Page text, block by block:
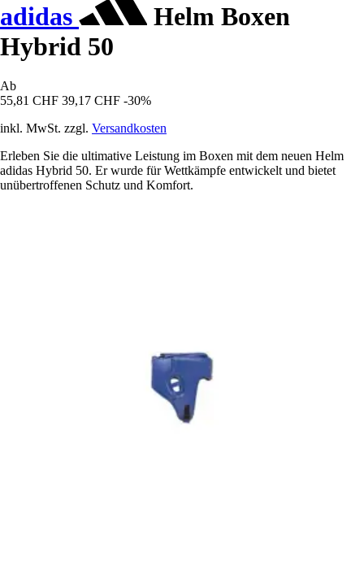
adidas
Helm Boxen
Hybrid 50
Ab
55,81 CHF 39,17 CHF -30%
inkl. MwSt. zzgl. Versandkosten
Erleben Sie die ultimative Leistung im Boxen mit dem neuen Helm
adidas Hybrid 50. Er wurde für Wettkämpfe entwickelt und bietet
unübertroffenen Schutz und Komfort.